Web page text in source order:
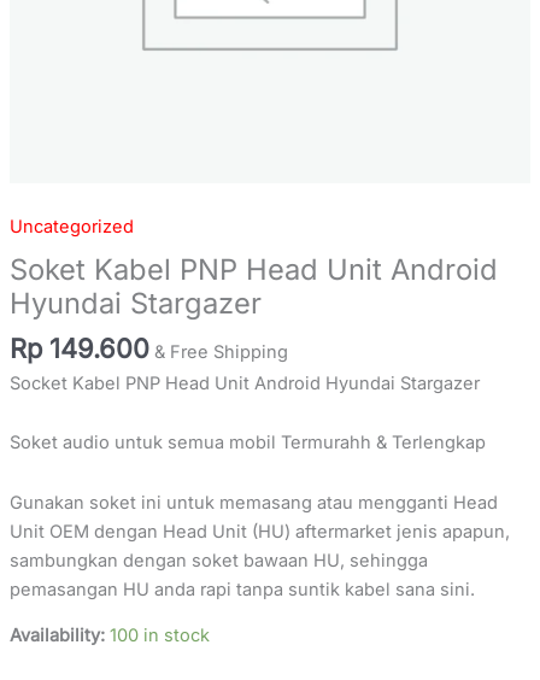
Uncategorized
Soket Kabel PNP Head Unit Android
Hyundai Stargazer
Rp 149.600 & Free Shipping
Socket Kabel PNP Head Unit Android Hyundai Stargazer
Soket audio untuk semua mobil Termurahh & Terlengkap
Gunakan soket ini untuk memasang atau mengganti Head
Unit OEM dengan Head Unit (HU) aftermarket jenis apapun,
sambungkan dengan soket bawaan HU, sehingga
pemasangan HU anda rapi tanpa suntik kabel sana sini.
Availability: 100 in stock